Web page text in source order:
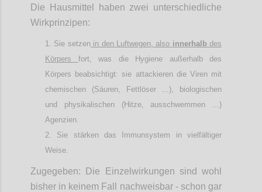
Die Hausmittel haben zwei unterschiedliche
Wirkprinzipen:
Sie setzenin den Luftwegen, also innerhalb des
Körpers fort, was die Hygiene außerhalb des
Körpers beabsichtigt: sie attackieren die Viren mit
chemischen (Säuren, Fettlöser ...), biologischen
und physikalischen (Hitze, ausschwemmen ...)
Agenzien.
Sie stärken das Immunsystem in vielfältiger
Weise.
Zugegeben: Die Einzelwirkungen sind wohl
bisher in keinem Fall nachweisbar - schon gar